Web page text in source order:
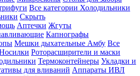
Все категории Холодильники
Скрыть
Аптечки Жгуты
Капнографы
Мешки дыхательные Амбу Все
Роторасширители и маски
Термоконтейнеры Укладки и
для вливаний Аппараты ИВЛ